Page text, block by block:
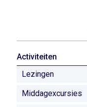
Activiteiten
Lezingen
Middagexcursies